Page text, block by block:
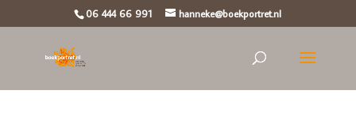
06 444 66 991 hanneke@boekportret.nl